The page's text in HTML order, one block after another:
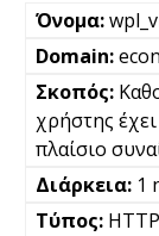
χρήστης
πλαίσιο
1
HTTP